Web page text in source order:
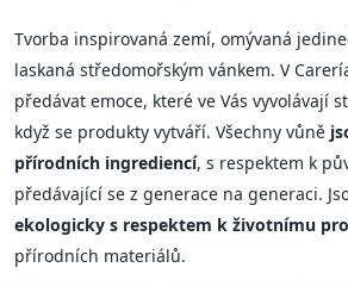
Tvorba inspirovaná zemí, omývaná
laskaná středomořským vánkem. V
předávat emoce, které ve Vás vyvolávají
když se produkty vytváří. Všechny vůně
přírodních ingrediencí, s respektem k
předávající se z generace na generaci.
ekologicky s respektem k životnímu
přírodních materiálů.